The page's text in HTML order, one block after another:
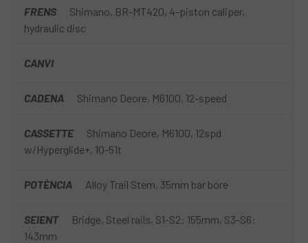
FRENS
Shimano, BR-MT420, 4-piston caliper,
hydraulic disc
CANVI
CADENA Shimano Deore, M6100, 12-speed
CASSETTE
Shimano Deore, M6100, 12spd
w/Hyperglide+, 10-51t
POTÈNCIA Alloy Trail Stem, 35mm bar bore
SEIENT
Bridge, Steel rails, S1-S2: 155mm, S3-S6:
143mm